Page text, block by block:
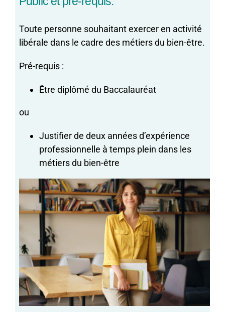
Toute personne souhaitant exercer en activité
libérale dans le cadre des métiers du bien-être.
Pré-requis :
Être diplômé du Baccalauréat
ou
Justifier de deux années d’expérience
professionnelle à temps plein dans les
métiers du bien-être